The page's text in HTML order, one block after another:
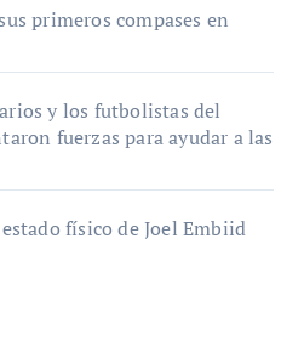
primeros compases en
y los futbolistas del
fuerzas para ayudar a las
físico de Joel Embiid